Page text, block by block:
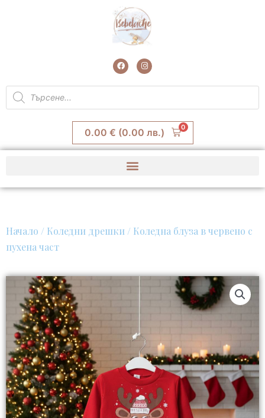
F
a
c
e
o
I
n
s
t
r
m
Products
search
0.00 € (0.00 лв.) 0
Начало / Коледни дрешки / Коледна блуза в червено с
пухена част